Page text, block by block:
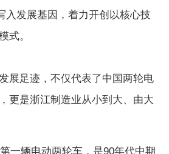
入发展基因，着力开创以核心技
式。
展足迹，不仅代表了中国两轮电
更是浙江制造业从小到大、由大
一辆电动两轮车，是90年代中期